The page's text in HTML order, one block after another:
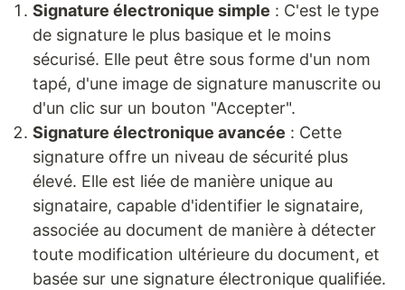
Signature électronique simple : C'est le type
de signature le plus basique et le moins
sécurisé. Elle peut être sous forme d'un nom
tapé, d'une image de signature manuscrite ou
d'un clic sur un bouton "Accepter".
Signature électronique avancée : Cette
signature offre un niveau de sécurité plus
élevé. Elle est liée de manière unique au
signataire, capable d'identifier le signataire,
associée au document de manière à détecter
toute modification ultérieure du document, et
basée sur une signature électronique qualifiée.